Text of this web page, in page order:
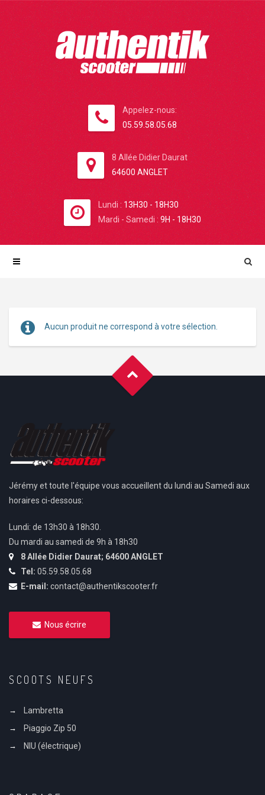
Appelez-nous:
05.59.58.05.68
8 Allée Didier Daurat
64600 ANGLET
Lundi : 13H30 - 18H30
Mardi - Samedi : 9H - 18H30
VOUS ÊTES ICI
Aucun produit ne correspond à votre sélection.
Jérémy et toute l'équipe vous accueillent du lundi au Samedi aux
horaires ci-dessous:
Lundi: de 13h30 à 18h30.
Du mardi au samedi de 9h à 18h30
8 Allée Didier Daurat; 64600 ANGLET
Tel: 05.59.58.05.68
E-mail: contact@authentikscooter.fr
Nous écrire
SCOOTS NEUFS
Lambretta
Piaggio Zip 50
NIU (électrique)